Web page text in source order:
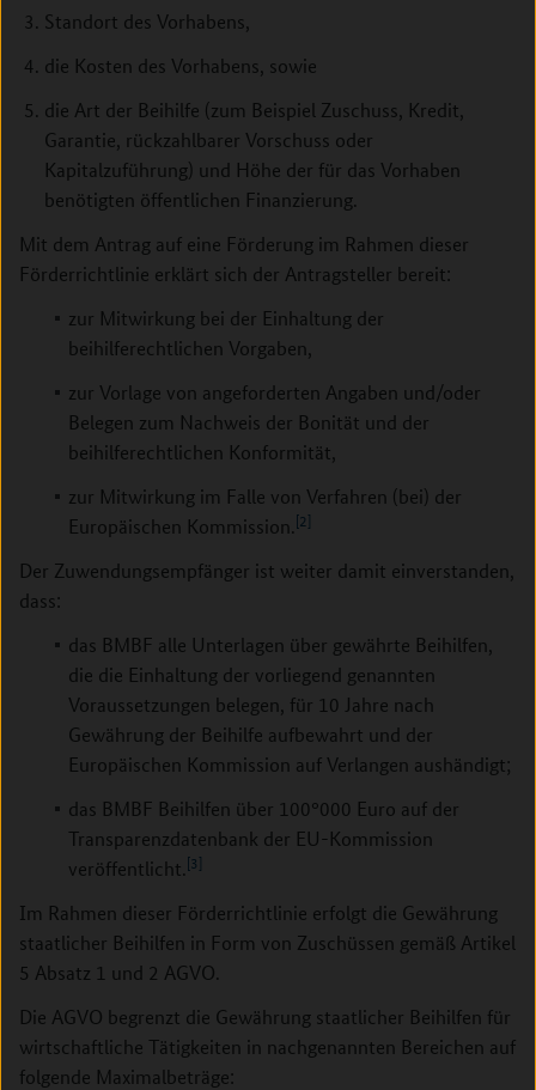
Standort des Vorhabens,
die Kosten des Vorhabens, sowie
die Art der Beihilfe (zum Beispiel Zuschuss, Kredit,
Garantie, rückzahlbarer Vorschuss oder
Kapitalzuführung) und Höhe der für das Vorhaben
benötigten öffentlichen Finanzierung.
Mit dem Antrag auf eine Förderung im Rahmen dieser
Förderrichtlinie erklärt sich der Antragsteller bereit:
zur Mitwirkung bei der Einhaltung der
beihilferechtlichen Vorgaben,
zur Vorlage von angeforderten Angaben und/oder
Belegen zum Nachweis der Bonität und der
beihilferechtlichen Konformität,
zur Mitwirkung im Falle von Verfahren (bei) der
Europäischen Kommission.[2]
Der Zuwendungsempfänger ist weiter damit einverstanden,
dass:
das BMBF alle Unterlagen über gewährte Beihilfen,
die die Einhaltung der vorliegend genannten
Voraussetzungen belegen, für 10 Jahre nach
Gewährung der Beihilfe aufbewahrt und der
Europäischen Kommission auf Verlangen aushändigt;
das BMBF Beihilfen über 100°000 Euro auf der
Transparenzdatenbank der EU-Kommission
veröffentlicht.[3]
Im Rahmen dieser Förderrichtlinie erfolgt die Gewährung
staatlicher Beihilfen in Form von Zuschüssen gemäß Artikel
5 Absatz 1 und 2 AGVO.
Die AGVO begrenzt die Gewährung staatlicher Beihilfen für
wirtschaftliche Tätigkeiten in nachgenannten Bereichen auf
folgende Maximalbeträge: